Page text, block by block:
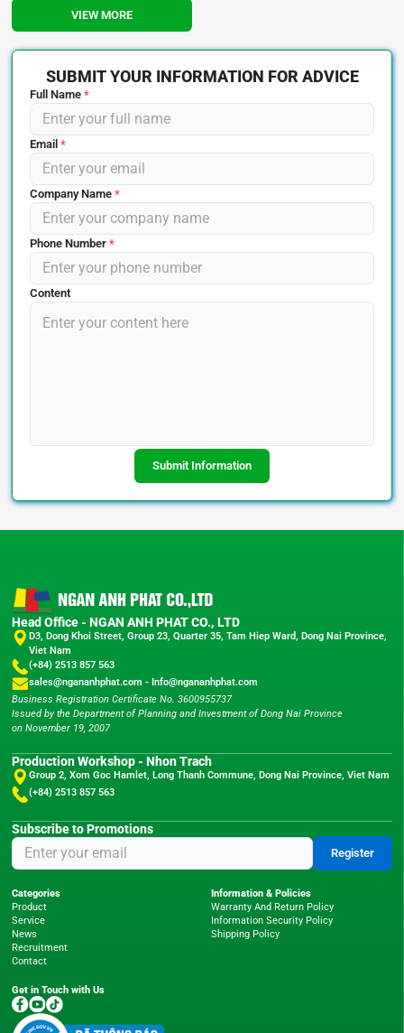
VIEW MORE
SUBMIT YOUR INFORMATION FOR ADVICE
Full Name*
Email *
Company Name*
Phone Number*
Content
Submit Information
Head Office - NGAN ANH PHAT CO., LTD
D3, Dong Khoi Street, Group 23, Quarter 35, Tam Hiep Ward, Dong Nai Province,
Viet Nam
(+84) 2513 857 563
sales@ngananhphat.com - Info@ngananhphat.com
Business Registration Certificate No. 3600955737
Issued by the Department of Planning and Investment of Dong Nai Province
on November 19, 2007
Production Workshop - Nhon Trach
Group 2, Xom Goc Hamlet, Long Thanh Commune, Dong Nai Province, Viet Nam
(+84) 2513 857 563
Subscribe to Promotions
Register
Categories
Product
Service
News
Recruitment
Contact
Information & Policies
Warranty And Return Policy
Information Security Policy
Shipping Policy
Get in Touch with Us